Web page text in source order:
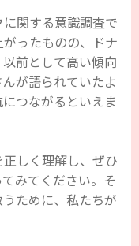
関する意識調査で
ったものの、ドナ
前として高い傾向
が語られていたよ
つながるといえま
しく理解し、ぜひ
みてください。そ
ために、私たちが